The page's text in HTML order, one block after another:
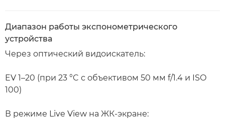
Диапазон работы экспонометрического
устройства
Через оптический видоискатель:
EV 1–20 (при 23 °C с объективом 50 мм f/1.4 и ISO
100)
В режиме Live View на ЖК-экране: